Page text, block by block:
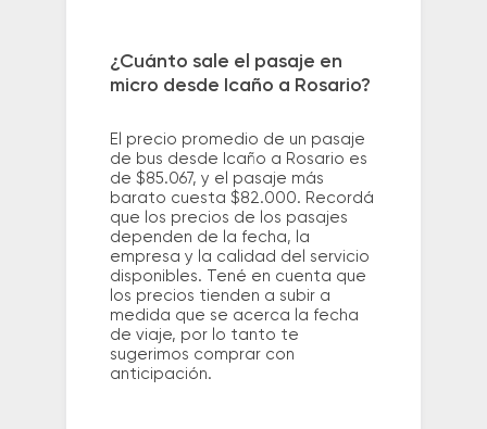
¿Cuánto sale el pasaje en
micro desde Icaño a Rosario?
El precio promedio de un pasaje
de bus desde Icaño a Rosario es
de $85.067, y el pasaje más
barato cuesta $82.000. Recordá
que los precios de los pasajes
dependen de la fecha, la
empresa y la calidad del servicio
disponibles. Tené en cuenta que
los precios tienden a subir a
medida que se acerca la fecha
de viaje, por lo tanto te
sugerimos comprar con
anticipación.